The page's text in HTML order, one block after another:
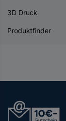
3D Druck
Produktfinder